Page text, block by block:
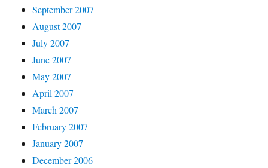
September 2007
August 2007
July 2007
June 2007
May 2007
April 2007
March 2007
February 2007
January 2007
December 2006